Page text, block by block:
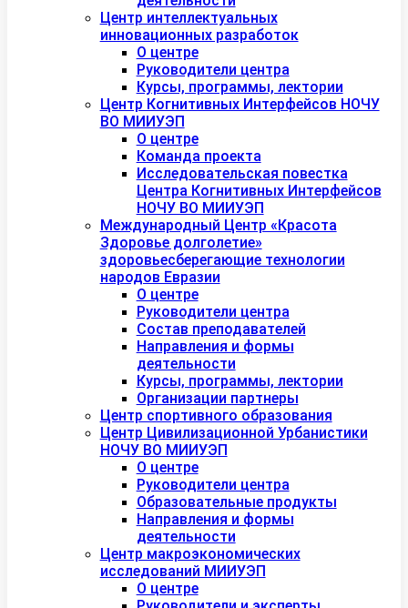
Центр интеллектуальных
инновационных разработок
О центре
Руководители центра
Курсы, программы, лектории
Центр Когнитивных Интерфейсов НОЧУ
ВО МИИУЭП
О центре
Команда проекта
Исследовательская повестка
Центра Когнитивных Интерфейсов
НОЧУ ВО МИИУЭП
Международный Центр «Красота
Здоровье долголетие»
здоровьесберегающие технологии
народов Евразии
О центре
Руководители центра
Состав преподавателей
Направления и формы
деятельности
Курсы, программы, лектории
Организации партнеры
Центр спортивного образования
Центр Цивилизационной Урбанистики
НОЧУ ВО МИИУЭП
О центре
Руководители центра
Образовательные продукты
Направления и формы
деятельности
Центр макроэкономических
исследований МИИУЭП
О центре